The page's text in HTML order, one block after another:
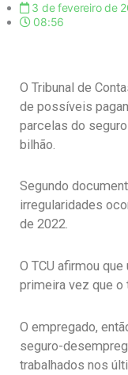
3 de fevereiro de
08:56
O Tribunal de
de possíveis
parcelas do
bilhão.
Segundo
irregularidades
de 2022.
O TCU afirmou
primeira vez que o
O empregado,
seguro-
trabalhados nos